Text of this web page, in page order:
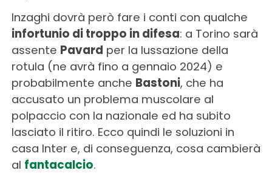
Inzaghi dovrà però fare i conti con qualche
infortunio di troppo in difesa: a Torino sarà
assente Pavard per la lussazione della
rotula (ne avrà fino a gennaio 2024) e
probabilmente anche Bastoni, che ha
accusato un problema muscolare al
polpaccio con la nazionale ed ha subito
lasciato il ritiro. Ecco quindi le soluzioni in
casa Inter e, di conseguenza, cosa cambierà
al fantacalcio.